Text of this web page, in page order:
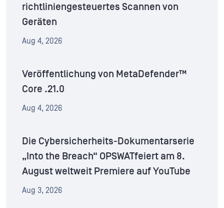
richtliniengesteuertes Scannen von
Geräten
Aug 4, 2026
Veröffentlichung von MetaDefender™
Core .21.0
Aug 4, 2026
Die Cybersicherheits-Dokumentarserie
„Into the Breach“ OPSWATfeiert am 8.
August weltweit Premiere auf YouTube
Aug 3, 2026